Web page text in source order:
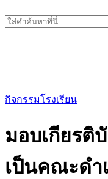
Search
for:
กิจกรรมโรงเรียน
มอบเกียรติ
เป็นคณะดำ